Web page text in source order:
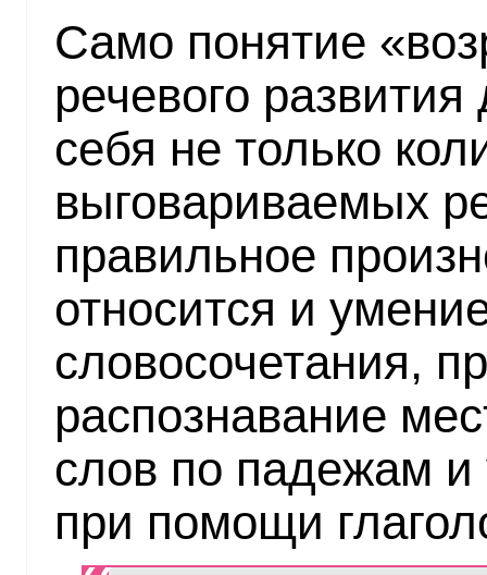
Само понятие
речевого
себя не только
выговариваемых
правильное
относится и
словосочетания,
распознавание
слов по падежам
при помощи